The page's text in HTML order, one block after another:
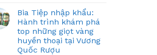
Bia Tiệp nhập khẩu:
Hành trình khám phá
top những giọt vàng
huyền thoại tại Vương
Quốc Rượu